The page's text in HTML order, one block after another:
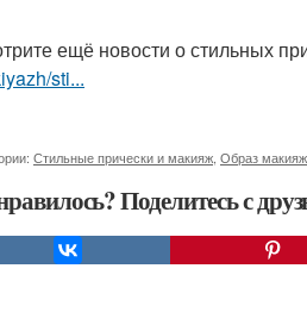
ещё новости о стильных
sti...
Стильные прически и макияж Образ
Поделитесь с